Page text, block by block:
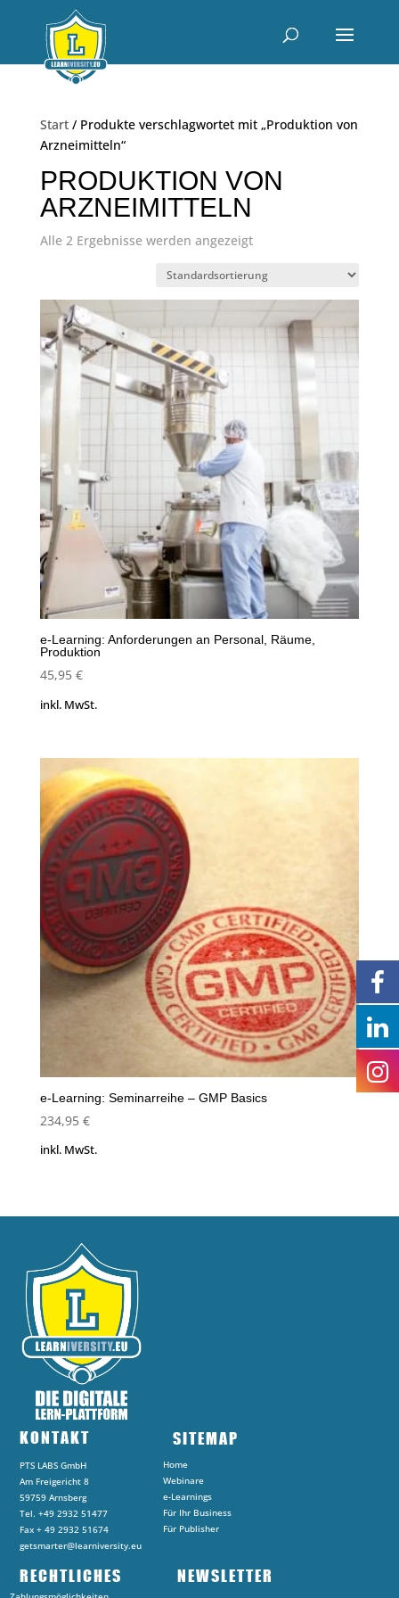
Start/ Produkte verschlagwortet mit „Produktion von
Arzneimitteln“
PRODUKTION VON
ARZNEIMITTELN
Alle 2 Ergebnisse werden angezeigt
e-Learning: Anforderungen an Personal, Räume,
Produktion
45,95 €
inkl. MwSt.
e-Learning: Seminarreihe – GMP Basics
234,95 €
inkl. MwSt.
KONTAKT
PTS LABS GmbH
Am Freigericht 8
59759 Arnsberg
Tel. +49 2932 51477
Fax + 49 2932 51674
getsmarter@learniversity.eu
SITEMAP
Home
Webinare
e-Learnings
Für Ihr Business
Für Publisher
RECHTLICHES NEWSLETTER